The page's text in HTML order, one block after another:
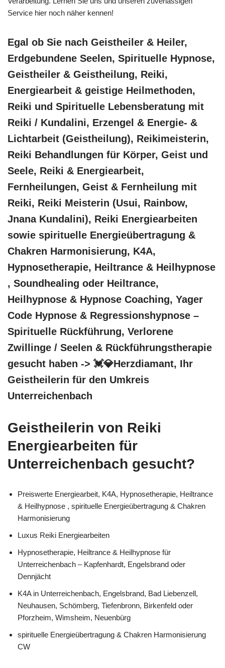
Service hier noch näher kennen!
Egal ob Sie nach Geistheiler & Heiler,
Erdgebundene Seelen, Spirituelle Hypnose,
Geistheiler & Geistheilung, Reiki,
Energiearbeit & geistige Heilmethoden,
Reiki und Spirituelle Lebensberatung mit
Reiki / Kundalini, Erzengel & Energie- &
Lichtarbeit (Geistheilung), Reikimeisterin,
Reiki Behandlungen für Körper, Geist und
Seele, Reiki & Energiearbeit,
Fernheilungen, Geist & Fernheilung mit
Reiki, Reiki Meisterin (Usui, Rainbow,
Jnana Kundalini), Reiki Energiearbeiten
sowie spirituelle Energieübertragung &
Chakren Harmonisierung, K4A,
Hypnosetherapie, Heiltrance & Heilhypnose
, Soundhealing oder Heiltrance,
Heilhypnose & Hypnose Coaching, Yager
Code Hypnose & Regressionshypnose –
Spirituelle Rückführung, Verlorene
Zwillinge / Seelen & Rückführungstherapie
gesucht haben -> 💓️💎Herzdiamant, Ihr
Geistheilerin für den Umkreis
Unterreichenbach
Geistheilerin von Reiki
Energiearbeiten für
Unterreichenbach gesucht?
Preiswerte Energiearbeit, K4A, Hypnosetherapie, Heiltrance
& Heilhypnose , spirituelle Energieübertragung & Chakren
Harmonisierung
Luxus Reiki Energiearbeiten
Hypnosetherapie, Heiltrance & Heilhypnose für
Unterreichenbach – Kapfenhardt, Engelsbrand oder
Dennjächt
K4A in Unterreichenbach, Engelsbrand, Bad Liebenzell,
Neuhausen, Schömberg, Tiefenbronn, Birkenfeld oder
Pforzheim, Wimsheim, Neuenbürg
spirituelle Energieübertragung & Chakren Harmonisierung
CW